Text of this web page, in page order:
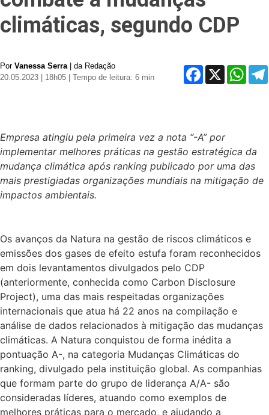
climáticas, segundo CDP
Por Vanessa Serra| da Redação
20.05.2023 | 18h05
| Tempo de leitura: 6 min
Facebook
X
Empresa atingiu pela primeira vez a nota “-A” por
implementar melhores práticas na gestão estratégica da
mudança climática após ranking publicado por uma das
mais prestigiadas organizações mundiais na mitigação de
impactos ambientais.
Os avanços da Natura na gestão de riscos climáticos e
emissões dos gases de efeito estufa foram reconhecidos
em dois levantamentos divulgados pelo CDP
(anteriormente, conhecida como Carbon Disclosure
Project), uma das mais respeitadas organizações
internacionais que atua há 22 anos na compilação e
análise de dados relacionados à mitigação das mudanças
climáticas. A Natura conquistou de forma inédita a
pontuação A-, na categoria Mudanças Climáticas do
ranking, divulgado pela instituição global. As companhias
que formam parte do grupo de liderança A/A- são
consideradas líderes, atuando como exemplos de
melhores práticas para o mercado, e ajudando a